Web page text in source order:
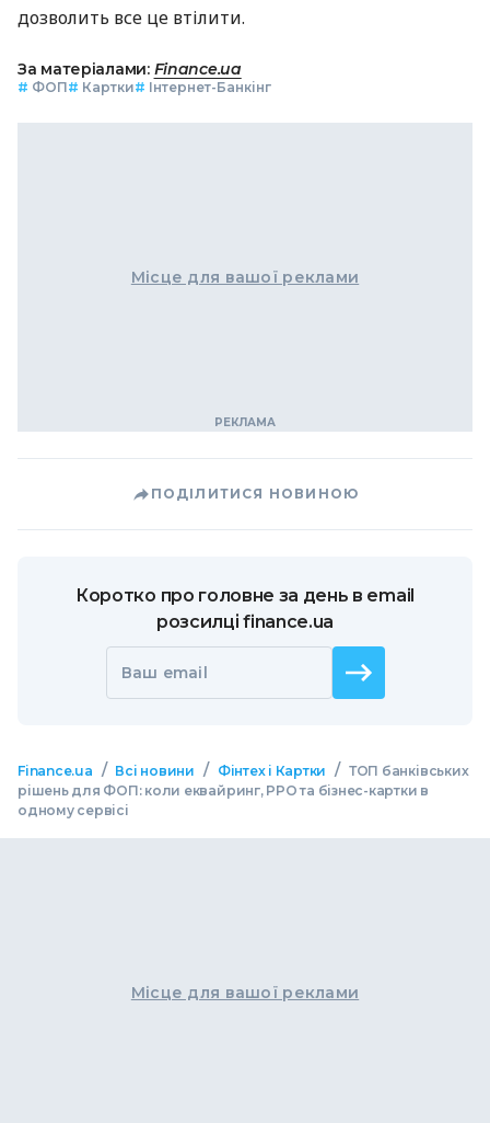
дозволить все це втілити.
За матеріалами: Finance.ua
# ФОП# Картки# Інтернет-Банкінг
Місце для вашої реклами
ПОДІЛИТИСЯ НОВИНОЮ
Коротко про головне за день в email
розсилці finance.ua
Ваш email
Finance.ua / Всі новини / Фінтех і Картки / ТОП банківських
рішень для ФОП: коли еквайринг, РРО та бізнес-картки в
одному сервісі
Місце для вашої реклами